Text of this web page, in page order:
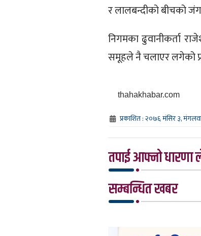
र लालबन्दीको बीचको
निगमका ढुवानीकर्ता
समूहले नै चलाएर लगेको
thahakhabar.com
प्रकाशित : २०७६ मंसिर ३,
तपाई आफ्नो
सम्बन्धित खबर